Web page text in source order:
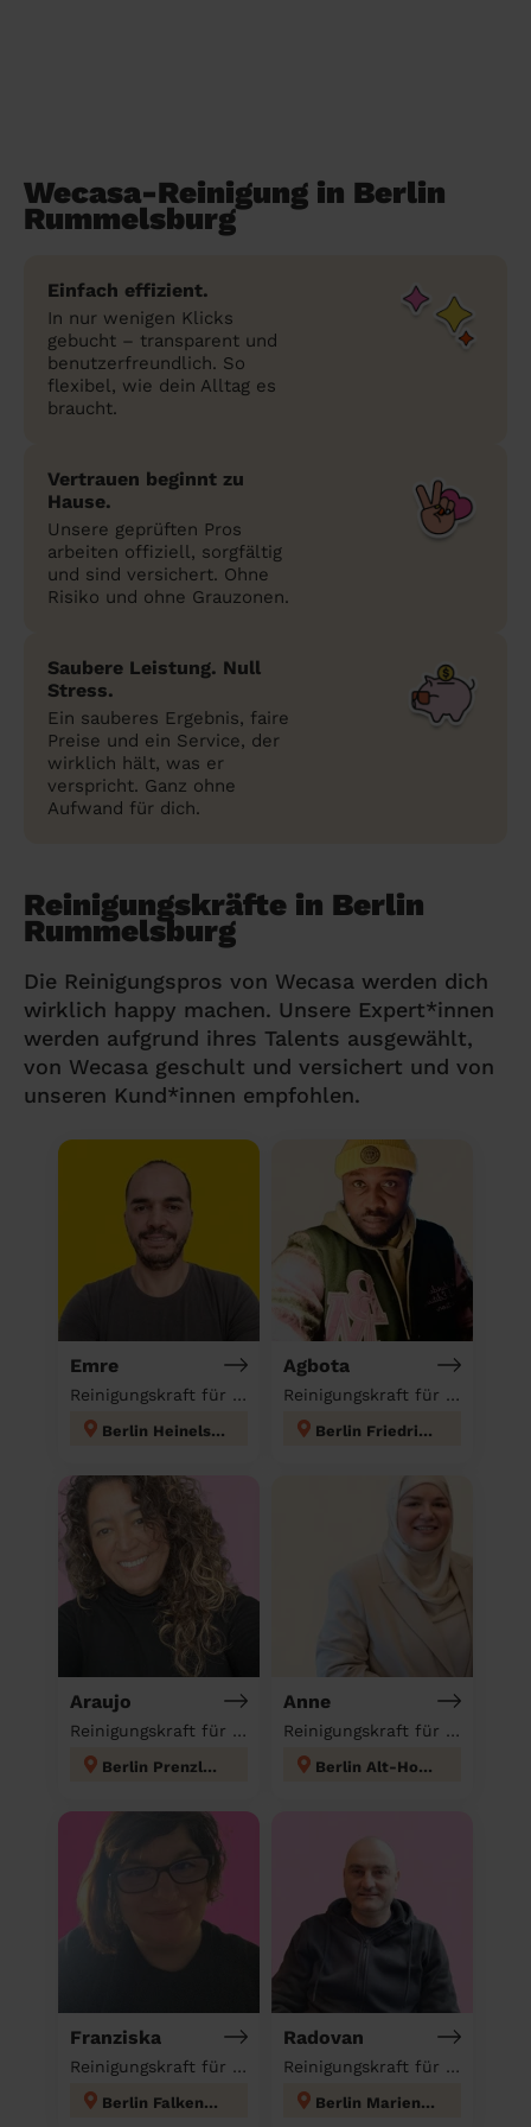
Wecasa-Reinigung in Berlin
Rummelsburg
Einfach effizient.
In nur wenigen Klicks
gebucht – transparent und
benutzerfreundlich. So
flexibel, wie dein Alltag es
braucht.
Vertrauen beginnt zu
Hause.
Unsere geprüften Pros
arbeiten offiziell, sorgfältig
und sind versichert. Ohne
Risiko und ohne Grauzonen.
Saubere Leistung. Null
Stress.
Ein sauberes Ergebnis, faire
Preise und ein Service, der
wirklich hält, was er
verspricht. Ganz ohne
Aufwand für dich.
Reinigungskräfte in Berlin
Rummelsburg
Die Reinigungspros von Wecasa werden dich
wirklich happy machen. Unsere Expert*innen
werden aufgrund ihres Talents ausgewählt,
von Wecasa geschult und versichert und von
unseren Kund*innen empfohlen.
Emre
Reinigungskraft für deinen Haushalt
Berlin Heinelsdorf
Agbota
Reinigungskraft für deinen Haushalt
Berlin Friedrichshain
Araujo
Reinigungskraft für deinen Haushalt
Berlin Prenzlauer Berg
Anne
Reinigungskraft für deinen Haushalt
Berlin Alt-Hohenschönhausen
Franziska
Reinigungskraft für deinen Haushalt
Berlin Falkenberg
Radovan
Reinigungskraft für deinen Haushalt
Berlin Mariendorf